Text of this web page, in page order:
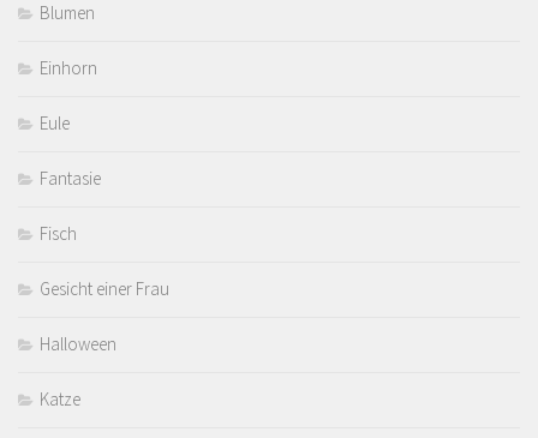
Blumen
Einhorn
Eule
Fantasie
Fisch
Gesicht einer Frau
Halloween
Katze